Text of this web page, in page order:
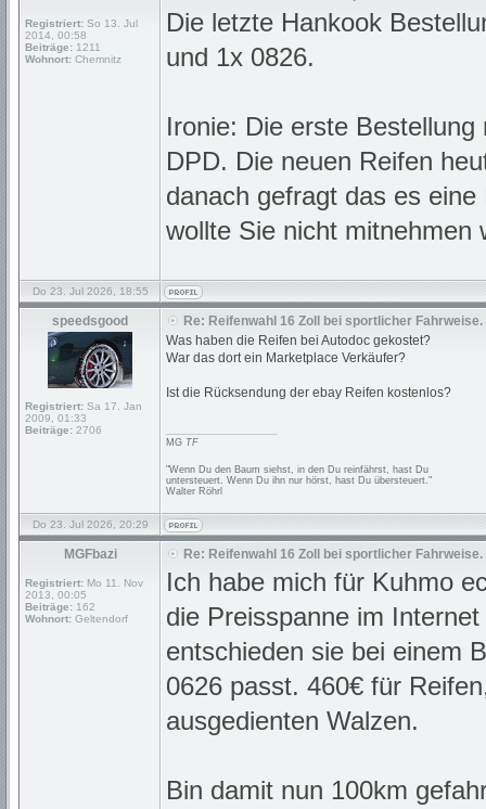
Registriert: So 13. Jul
2014, 00:58
Beiträge: 1211
Wohnort: Chemnitz
Die letzte Hankook
und 1x 0826.
Ironie: Die erste
DPD. Die neuen Reifen
danach gefragt das es
wollte Sie nicht mitnehmen
Do 23. Jul 2026, 18:55
speedsgood
Registriert: Sa 17. Jan
2009, 01:33
Beiträge: 2706
Re: Reifenwahl 16 Zoll bei sportlicher Fahrweise.
Was haben die Reifen bei Autodoc gekostet?
War das dort ein Marketplace Verkäufer?
Ist die Rücksendung der ebay Reifen kostenlos?
MG TF
"Wenn Du den Baum siehst, in den Du reinfährst, hast Du
untersteuert. Wenn Du ihn nur hörst, hast Du übersteuert."
Walter Röhrl
Do 23. Jul 2026, 20:29
MGFbazi
Registriert: Mo 11. Nov
2013, 00:05
Beiträge: 162
Wohnort: Geltendorf
Re: Reifenwahl 16 Zoll bei sportlicher Fahrweise.
Ich habe mich für Kuhmo
die Preisspanne im
entschieden sie bei einem
0626 passt. 460€ für
ausgedienten Walzen.
Bin damit nun 100km